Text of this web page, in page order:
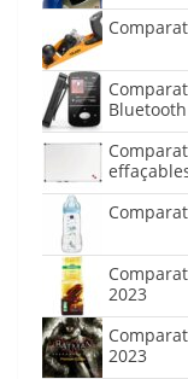
2023
2023